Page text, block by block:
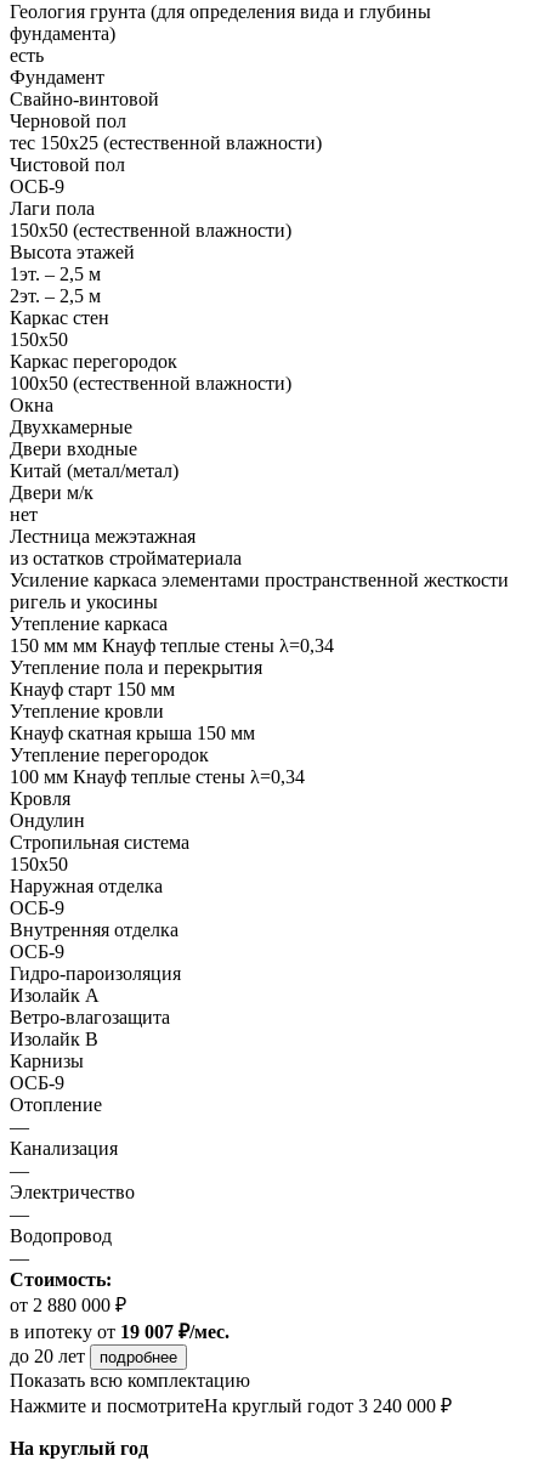
Геология грунта (для определения вида и глубины
фундамента)
есть
Фундамент
Свайно-винтовой
Черновой пол
тес 150х25 (естественной влажности)
Чистовой пол
ОСБ-9
Лаги пола
150х50 (естественной влажности)
Высота этажей
1эт. – 2,5 м
2эт. – 2,5 м
Каркас стен
150х50
Каркас перегородок
100х50 (естественной влажности)
Окна
Двухкамерные
Двери входные
Китай (метал/метал)
Двери м/к
нет
Лестница межэтажная
из остатков стройматериала
Усиление каркаса элементами пространственной жесткости
ригель и укосины
Утепление каркаса
150 мм мм Кнауф теплые стены λ=0,34
Утепление пола и перекрытия
Кнауф старт 150 мм
Утепление кровли
Кнауф скатная крыша 150 мм
Утепление перегородок
100 мм Кнауф теплые стены λ=0,34
Кровля
Ондулин
Стропильная система
150х50
Наружная отделка
ОСБ-9
Внутренняя отделка
ОСБ-9
Гидро-пароизоляция
Изолайк А
Ветро-влагозащита
Изолайк В
Карнизы
ОСБ-9
Отопление
—
Канализация
—
Электричество
—
Водопровод
—
Стоимость:
от 2 880 000 ₽
в ипотеку от 19 007 ₽/мес.
до 20 лет
подробнее
Показать всю комплектацию
Нажмите и посмотритеНа круглый годот 3 240 000 ₽
На круглый год